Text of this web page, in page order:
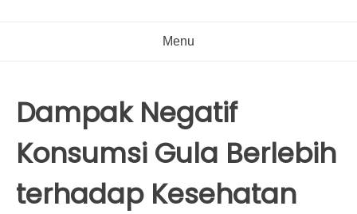
Menu
Dampak Negatif
Konsumsi Gula Berlebih
terhadap Kesehatan